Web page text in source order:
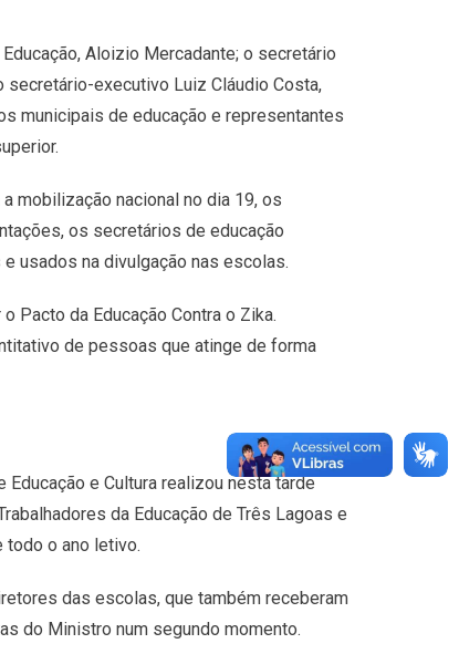
Aloizio Mercadante; o secretário
secretário-executivo Luiz Cláudio Costa,
municipais de educação e representantes
mobilização nacional no dia 19, os
os secretários de educação
usados na divulgação nas escolas.
Pacto da Educação Contra o Zika.
de pessoas que atinge de forma
e Cultura realizou nesta tarde
da Educação de Três Lagoas e
todo o ano letivo.
das escolas, que também receberam
do Ministro num segundo momento.